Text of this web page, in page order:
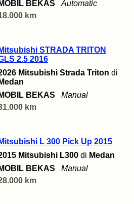
MOBIL BEKAS
Automatic
km
Mitsubishi STRADA TRITON
2.5 2016
Mitsubishi Strada Triton di
Medan
MOBIL BEKAS
Manual
km
Mitsubishi L 300 Pick Up 2015
Mitsubishi L300 di Medan
MOBIL BEKAS
Manual
km